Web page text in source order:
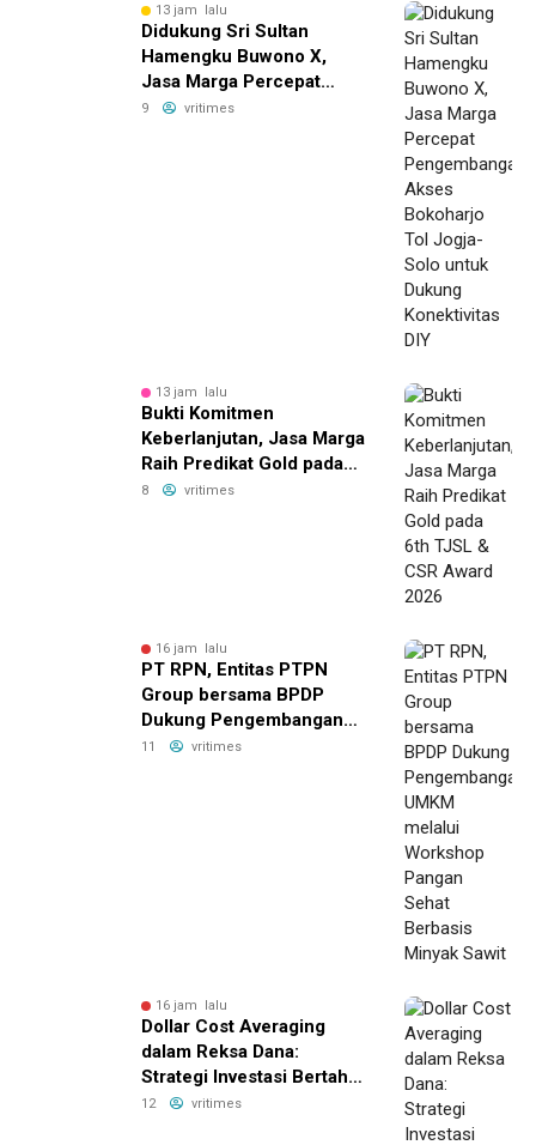
13 jam lalu
Didukung Sri Sultan
Hamengku Buwono X,
Jasa Marga Percepat
Pengembangan Akses
9 vritimes
13 jam lalu
Bukti Komitmen
Keberlanjutan, Jasa Marga
Raih Predikat Gold pada
6th TJSL & CSR Award
8 vritimes
16 jam lalu
PT RPN, Entitas PTPN
Group bersama BPDP
Dukung Pengembangan
UMKM melalui Workshop
11 vritimes
16 jam lalu
Dollar Cost Averaging
dalam Reksa Dana:
Strategi Investasi Bertahap
untuk Pemula
12 vritimes